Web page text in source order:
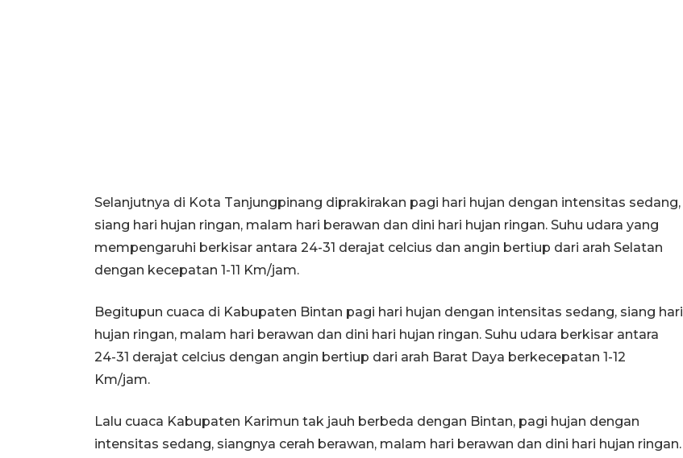
Selanjutnya di Kota Tanjungpinang diprakirakan pagi hari hujan dengan intensitas sedang,
siang hari hujan ringan, malam hari berawan dan dini hari hujan ringan. Suhu udara yang
mempengaruhi berkisar antara 24-31 derajat celcius dan angin bertiup dari arah Selatan
dengan kecepatan 1-11 Km/jam.
Begitupun cuaca di Kabupaten Bintan pagi hari hujan dengan intensitas sedang, siang hari
hujan ringan, malam hari berawan dan dini hari hujan ringan. Suhu udara berkisar antara
24-31 derajat celcius dengan angin bertiup dari arah Barat Daya berkecepatan 1-12
Km/jam.
Lalu cuaca Kabupaten Karimun tak jauh berbeda dengan Bintan, pagi hujan dengan
intensitas sedang, siangnya cerah berawan, malam hari berawan dan dini hari hujan ringan.